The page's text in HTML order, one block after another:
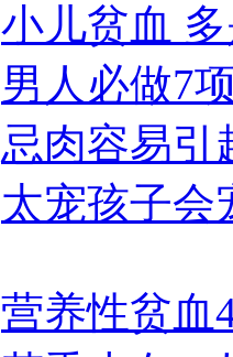
小儿贫血
男人必做7
忌肉容易引
太宠孩子会
营养性贫血